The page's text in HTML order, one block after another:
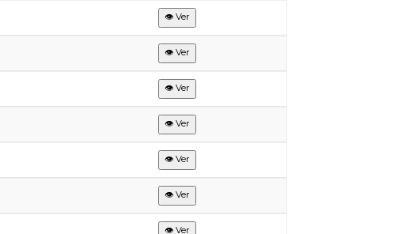
👁 Ver
👁 Ver
👁 Ver
👁 Ver
👁 Ver
👁 Ver
👁 Ver